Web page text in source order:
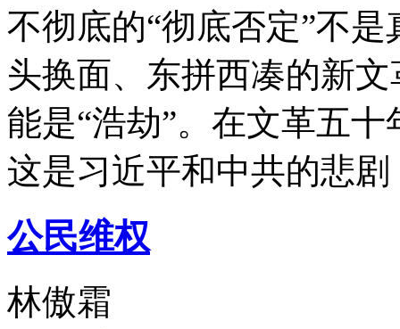
不彻底的“彻底否定”不
头换面、东拼西凑的新
能是“浩劫”。在文革五
这是习近平和中共的悲
公民维权
林傲霜